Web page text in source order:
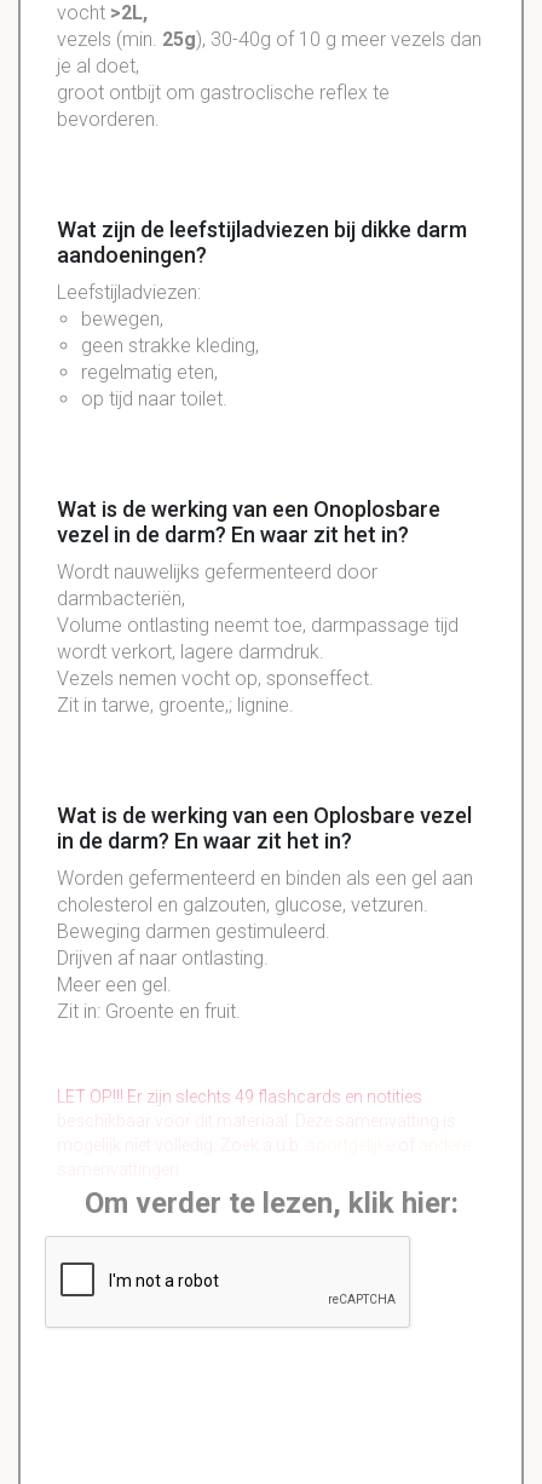
vocht >2L,
vezels (min. 25g), 30-40g of 10 g meer vezels dan
je al doet,
groot ontbijt om gastroclische reflex te
bevorderen.
Wat zijn de leefstijladviezen bij dikke darm
aandoeningen?
Leefstijladviezen:
bewegen,
geen strakke kleding,
regelmatig eten,
op tijd naar toilet.
Wat is de werking van een Onoplosbare
vezel in de darm? En waar zit het in?
Wordt nauwelijks gefermenteerd door
darmbacteriën,
Volume ontlasting neemt toe, darmpassage tijd
wordt verkort, lagere darmdruk.
Vezels nemen vocht op, sponseffect.
Zit in tarwe, groente,; lignine.
Wat is de werking van een Oplosbare vezel
in de darm? En waar zit het in?
Worden gefermenteerd en binden als een gel aan
cholesterol en galzouten, glucose, vetzuren.
Beweging darmen gestimuleerd.
Drijven af naar ontlasting.
Meer een gel.
Zit in: Groente en fruit.
LET OP!!! Er zijn slechts 49 flashcards en notities
beschikbaar voor dit materiaal. Deze samenvatting is
Om verder te lezen, klik hier: